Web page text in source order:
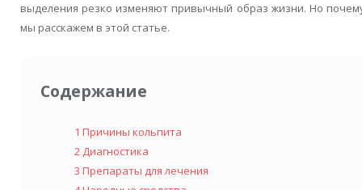
выделения резко изменяют привычный образ жизни. Но
мы расскажем в этой статье.
Содержание
1 Причины кольпита
2 Диагностика
3 Препараты для лечения